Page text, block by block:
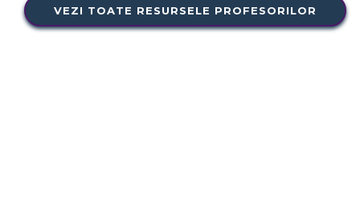
VEZI TOATE RESURSELE PROFESORILOR